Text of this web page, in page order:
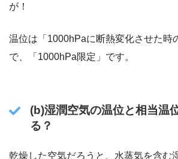
が！
温位は「1000hPaに断熱変化させた時
で、「1000hPa限定」です。
(b)湿潤空気の温位と相当温
る？
乾燥した空気だろうと、水蒸気を含む